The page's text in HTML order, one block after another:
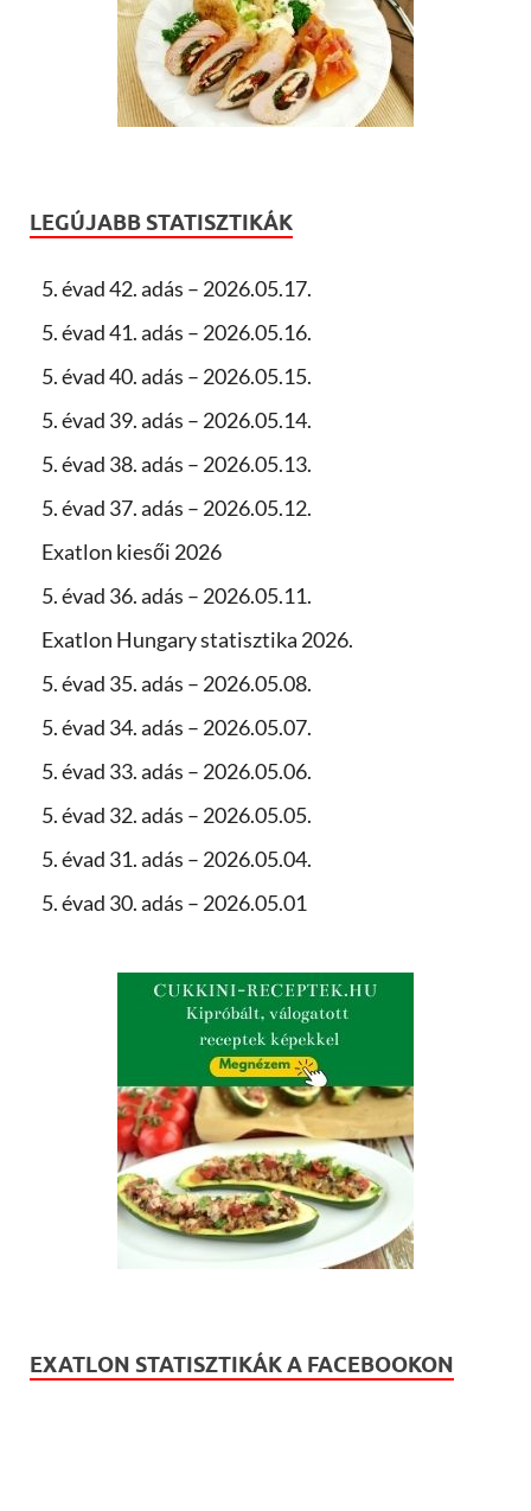
LEGÚJABB STATISZTIKÁK
5. évad 42. adás – 2026.05.17.
5. évad 41. adás – 2026.05.16.
5. évad 40. adás – 2026.05.15.
5. évad 39. adás – 2026.05.14.
5. évad 38. adás – 2026.05.13.
5. évad 37. adás – 2026.05.12.
Exatlon kiesői 2026
5. évad 36. adás – 2026.05.11.
Exatlon Hungary statisztika 2026.
5. évad 35. adás – 2026.05.08.
5. évad 34. adás – 2026.05.07.
5. évad 33. adás – 2026.05.06.
5. évad 32. adás – 2026.05.05.
5. évad 31. adás – 2026.05.04.
5. évad 30. adás – 2026.05.01
EXATLON STATISZTIKÁK A FACEBOOKON